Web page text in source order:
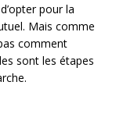
pour la
Mais comme
comment
sont les étapes